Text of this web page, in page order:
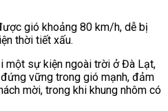
gió khoảng 80 km/h, dễ bị
thời tiết xấu.
một sự kiện ngoài trời ở Đà Lạt,
vững trong gió mạnh, đảm
mời, trong khi khung nhôm có